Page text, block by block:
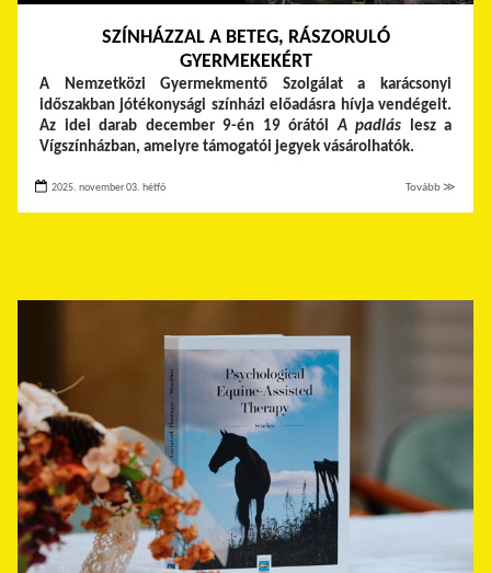
SZÍNHÁZZAL A BETEG, RÁSZORULÓ
GYERMEKEKÉRT
A Nemzetközi Gyermekmentő Szolgálat a karácsonyi
időszakban jótékonysági színházi előadásra hívja vendégeit.
Az idei darab december 9-én 19 órátólA padlás lesz a
Vígszínházban, amelyre támogatói jegyek vásárolhatók.
2025. november 03. hétfő Tovább ≫